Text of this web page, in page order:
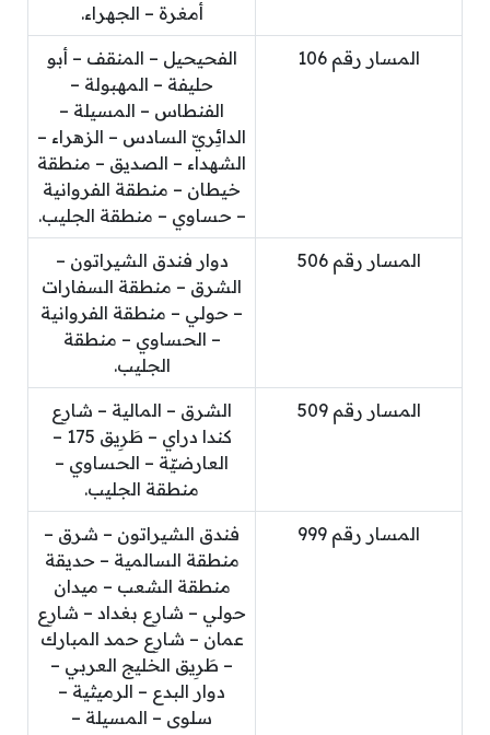
أمغرة – الجهراء.
المسار رقم 106
الفحيحيل – المنقف – أبو
حليفة – المهبولة –
الفنطاس – المسيلة –
الدائِريّ السادس – الزهراء –
الشهداء – الصديق – منطقة
خيطان – منطقة الفروانية
– حساوي – منطقة الجليب.
المسار رقم 506
دوار فندق الشيراتون –
الشرق – منطقة السفارات
– حولي – منطقة الفروانية
– الحساوي – منطقة
الجليب.
المسار رقم 509
الشرق – المالية – شارِع
كندا دراي – طَرِيق 175 –
العارضيّة – الحساوي –
منطقة الجليب.
المسار رقم 999
فندق الشيراتون – شرق –
منطقة السالمية – حديقة
منطقة الشعب – ميدان
حولي – شارِع بغداد – شارِع
عمان – شارِع حمد المبارك
– طَرِيق الخليج العربي –
دوار البدع – الرميثية –
سلوى – المسيلة –